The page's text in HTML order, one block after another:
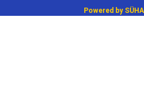
Powered by SÜHA